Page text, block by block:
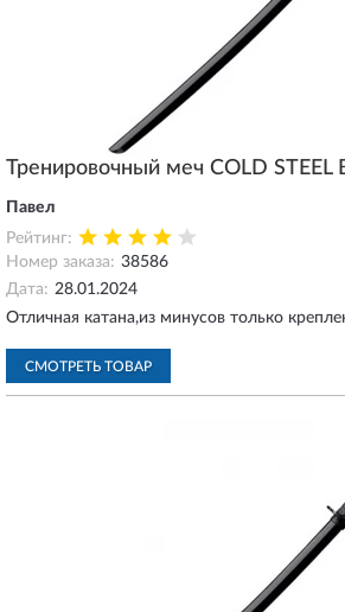
Тренировочный меч COLD STEEL
Павел
Рейтинг:
Номер заказа: 38586
Дата: 28.01.2024
Отличная катана,из минусов только
СМОТРЕТЬ ТОВАР